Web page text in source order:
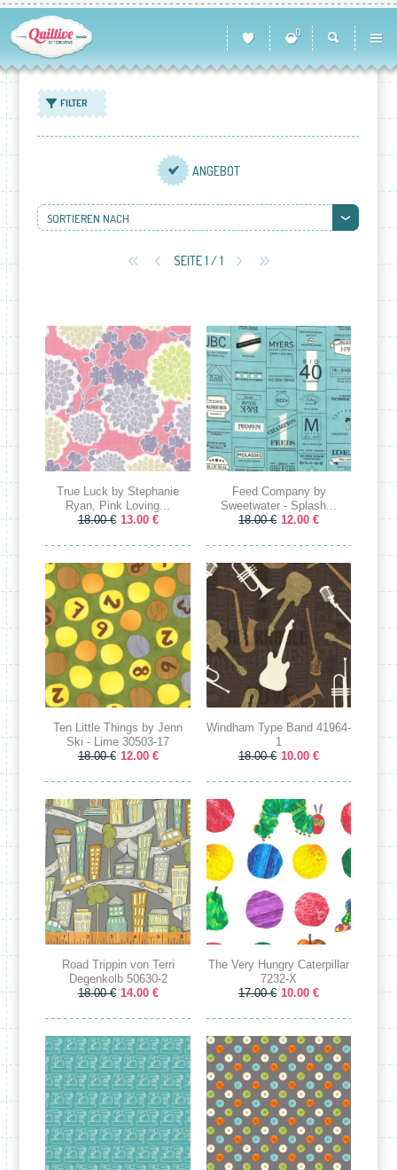
0
FILTER
ANGEBOT
SORTIEREN NACH
SEITE 1 / 1
True Luck by Stephanie
Ryan, Pink Loving...
18.00 € 13.00 €
Feed Company by
Sweetwater - Splash...
18.00 € 12.00 €
Ten Little Things by Jenn
Ski - Lime 30503-17
18.00 € 12.00 €
Windham Type Band 41964-
1
18.00 € 10.00 €
Road Trippin von Terri
Degenkolb 50630-2
18.00 € 14.00 €
The Very Hungry Caterpillar
7232-X
17.00 € 10.00 €